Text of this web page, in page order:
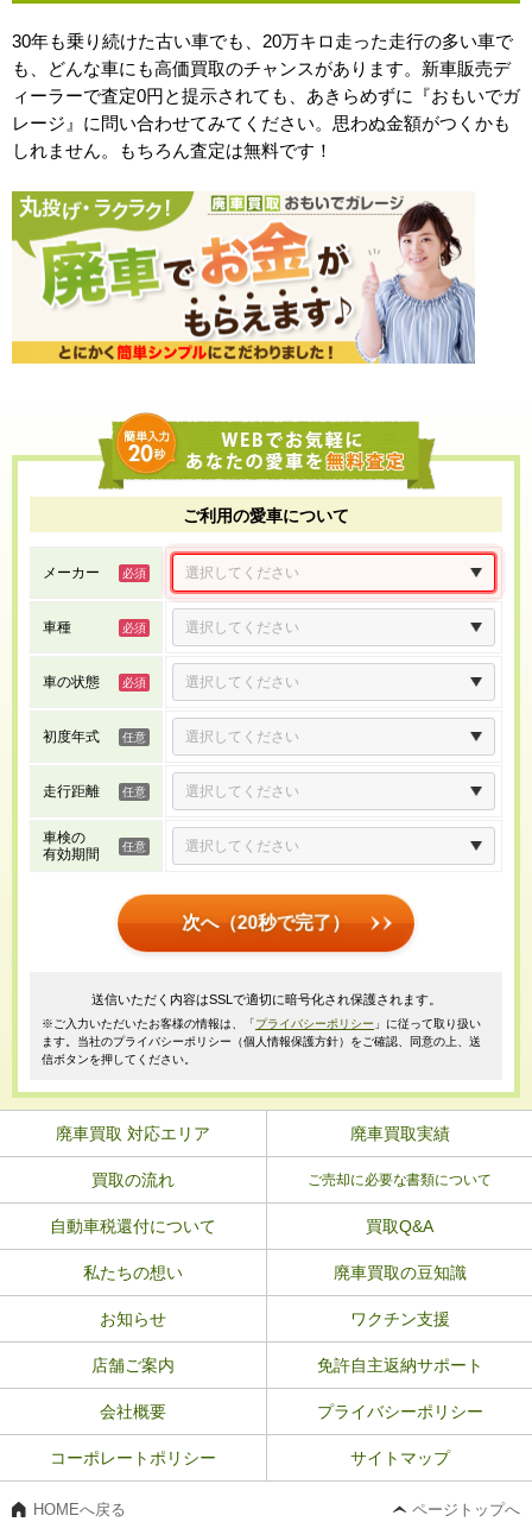
30年も乗り続けた古い車でも、20万キロ走った走行の多い車で
も、どんな車にも高価買取のチャンスがあります。新車販売デ
ィーラーで査定0円と提示されても、あきらめずに『おもいでガ
レージ』に問い合わせてみてください。思わぬ金額がつくかも
しれません。もちろん査定は無料です！
ご利用の愛車について
メーカー
車種
車の状態
初度年式
走行距離
車検の
有効期間
次へ（20秒で完了）
送信いただく内容はSSLで適切に暗号化され保護されます。
※ご入力いただいたお客様の情報は、「プライバシーポリシー 」に従って取り扱い
ます。当社のプライバシーポリシー（個人情報保護方針）をご確認、同意の上、送
信ボタンを押してください。
廃車買取 対応エリア 廃車買取実績
買取の流れ ご売却に必要な書類について
自動車税還付について 買取Q&A
私たちの想い 廃車買取の豆知識
お知らせ ワクチン支援
店舗ご案内 免許自主返納サポート
会社概要 プライバシーポリシー
コーポレートポリシー サイトマップ
HOMEへ戻る ページトップへ